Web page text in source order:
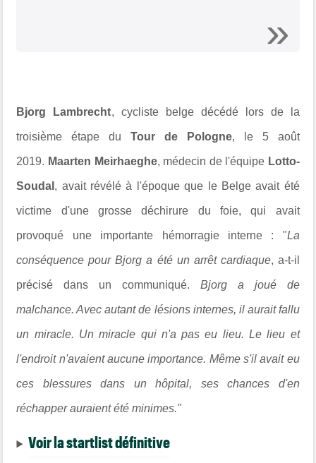
Bjorg Lambrecht, cycliste belge décédé lors de la
troisième étape duTour de Pologne, le 5 août
2019. Maarten Meirhaeghe, médecin de l'équipe Lotto-
Soudal , avait révélé à l'époque que le Belge avait été
victime d'une grosse déchirure du foie, qui avait
provoqué une importante hémorragie interne : "La
conséquence pour Bjorg a été un arrêt cardiaque, a-t-il
précisé dans un communiqué. Bjorg a joué de
malchance. Avec autant de lésions internes, il aurait fallu
un miracle. Un miracle qui n'a pas eu lieu. Le lieu et
l'endroit n'avaient aucune importance. Même s'il avait eu
ces blessures dans un hôpital, ses chances d'en
réchapper auraient été minimes."
Voir la startlist définitive